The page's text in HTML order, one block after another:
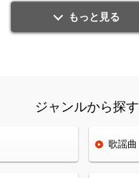
もっと見る
ジャンルから探す
歌謡曲